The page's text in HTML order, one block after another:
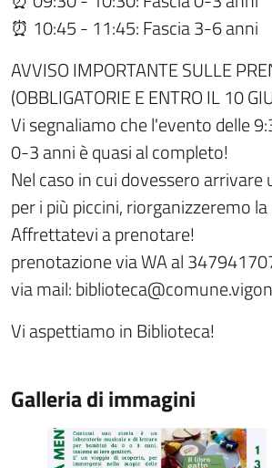
⏰ 10:45 - 11:45: Fascia 3-6 anni
AVVISO IMPORTANTE SULLE
(OBBLIGATORIE E ENTRO IL 10
Vi segnaliamo che l'evento delle
0-3 anni è quasi al completo!
Nel caso in cui dovessero
per i più piccini, riorganizzeremo
Affrettatevi a prenotare!
prenotazione via WA al
via mail:
Vi aspettiamo in Biblioteca!
Galleria di immagini